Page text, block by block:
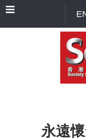
Menu
永遠